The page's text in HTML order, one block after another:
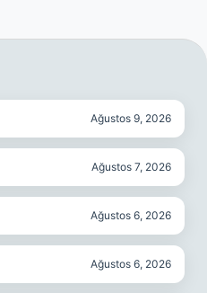
Ağustos 9, 2026
Ağustos 7, 2026
Ağustos 6, 2026
Ağustos 6, 2026